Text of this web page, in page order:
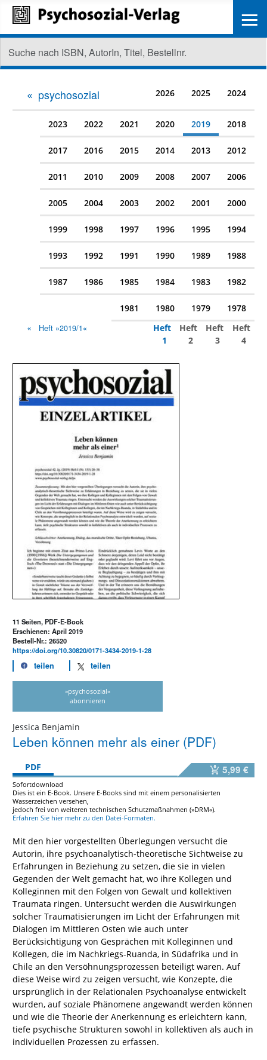
psychosozial 2026 2025 2024
2023 2022 2021 2020 2019 2018
2017 2016 2015 2014 2013 2012
2011 2010 2009 2008 2007 2006
2005 2004 2003 2002 2001 2000
1999 1998 1997 1996 1995 1994
1993 1992 1991 1990 1989 1988
1987 1986 1985 1984 1983 1982
1981 1980 1979 1978
Heft »2019/1«
Heft
1
Heft
2
Heft
3
Heft
4
11 Seiten, PDF-E-Book
Erschienen: April 2019
Bestell-Nr.: 26520
https://doi.org/10.30820/0171-3434-2019-1-28
teilen teilen
»psychosozial«
abonnieren
Jessica Benjamin
Leben können mehr als einer (PDF)
PDF 5,99 €
Sofortdownload
Dies ist ein E-Book. Unsere E-Books sind mit einem personalisierten
Wasserzeichen versehen,
jedoch frei von weiteren technischen Schutzmaßnahmen (»DRM«).
Erfahren Sie hier mehr zu den Datei-Formaten.
Mit den hier vorgestellten Überlegungen versucht die
Autorin, ihre psychoanalytisch-theoretische Sichtweise zu
Erfahrungen in Beziehung zu setzen, die sie in vielen
Gegenden der Welt gemacht hat, wo ihre Kollegen und
Kolleginnen mit den Folgen von Gewalt und kollektiven
Traumata ringen. Untersucht werden die Auswirkungen
solcher Traumatisierungen im Licht der Erfahrungen mit
Dialogen im Mittleren Osten wie auch unter
Berücksichtigung von Gesprächen mit Kolleginnen und
Kollegen, die im Nachkriegs-Ruanda, in Südafrika und in
Chile an den Versöhnungsprozessen beteiligt waren. Auf
diese Weise wird zu zeigen versucht, wie Konzepte, die
ursprünglich in der Relationalen Psychoanalyse entwickelt
wurden, auf soziale Phänomene angewandt werden können
und wie die Theorie der Anerkennung es erleichtern kann,
tiefe psychische Strukturen sowohl in kollektiven als auch in
individuellen Prozessen zu erfassen.
≡